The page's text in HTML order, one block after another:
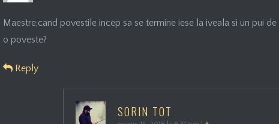
Maestre,cand povestile incep sa se termine iese la iveala si un pui
o poveste?
Reply
SORIN TOT